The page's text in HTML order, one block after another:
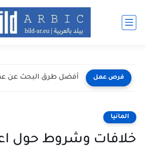
فرص عمل
المانيا
خلافات وشروط حول